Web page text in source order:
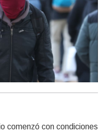
comenzó con condiciones